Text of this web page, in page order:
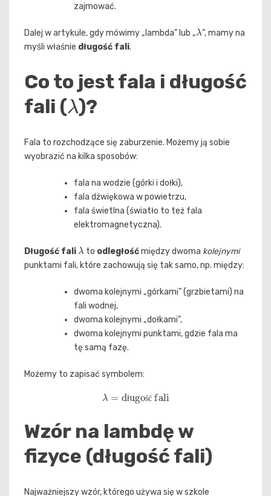
zajmować.
Dalej w artykule, gdy mówimy „lambda” lub „
λ
”, mamy na
myśli właśnie długość fali.
Co to jest fala i długość
fali (λ)?
Fala to rozchodzące się zaburzenie. Możemy ją sobie
wyobrazić na kilka sposobów:
fala na wodzie (górki i dołki),
fala dźwiękowa w powietrzu,
fala świetlna (światło to też fala
elektromagnetyczna).
Długość fali
λ
to odległośćmiędzy dwoma kolejnymi
punktami fali, które zachowują się tak samo, np. między:
dwoma kolejnymi „górkami” (grzbietami) na
fali wodnej,
dwoma kolejnymi „dołkami”,
dwoma kolejnymi punktami, gdzie fala ma
tę samą fazę.
Możemy to zapisać symbolem:
λ długość fali
Wzór na lambdę w
fizyce (długość fali)
Najważniejszy wzór, którego używa się w szkole